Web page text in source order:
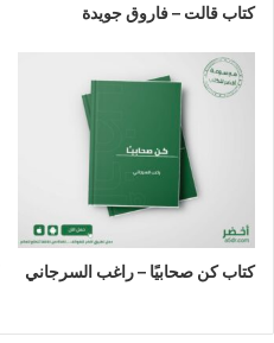
كتاب قالت – فاروق جويدة
كتاب كن صحابيًا – راغب السرجاني